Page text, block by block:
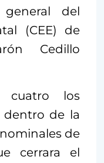
del
(CEE) de
Cedillo
cuatro los
dentro de la
de
cerrara el